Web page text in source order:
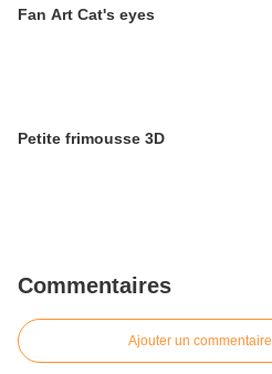
Fan Art Cat's eyes
Petite frimousse 3D
Commentaires
Ajouter un commentaire